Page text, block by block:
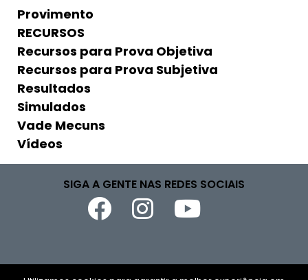
Provimento
RECURSOS
Recursos para Prova Objetiva
Recursos para Prova Subjetiva
Resultados
Simulados
Vade Mecuns
Vídeos
SIGA A GENTE NAS REDES SOCIAIS